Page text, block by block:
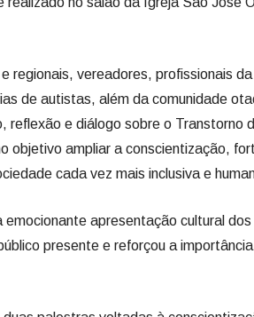
regionais, vereadores, profissionais
de autistas, além da comunidade
reflexão e diálogo sobre o Transtorno
objetivo ampliar a conscientização,
cada vez mais inclusiva e
apresentação cultural
presente e reforçou a